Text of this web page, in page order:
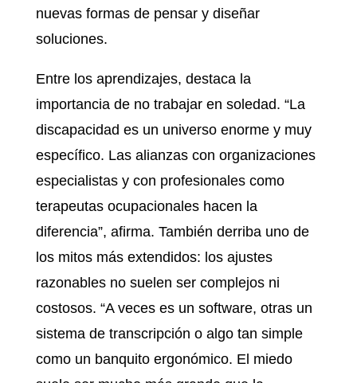
nuevas formas de pensar y diseñar
soluciones.
Entre los aprendizajes, destaca la
importancia de no trabajar en soledad. “La
discapacidad es un universo enorme y muy
específico. Las alianzas con organizaciones
especialistas y con profesionales como
terapeutas ocupacionales hacen la
diferencia”, afirma. También derriba uno de
los mitos más extendidos: los ajustes
razonables no suelen ser complejos ni
costosos. “A veces es un software, otras un
sistema de transcripción o algo tan simple
como un banquito ergonómico. El miedo